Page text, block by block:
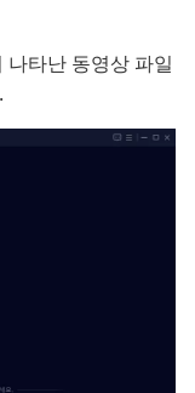
타난 동영상 파일